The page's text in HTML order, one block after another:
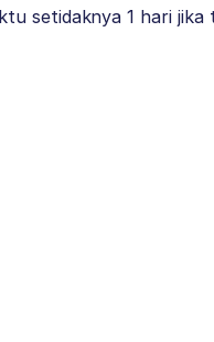
setidaknya 1 hari jika